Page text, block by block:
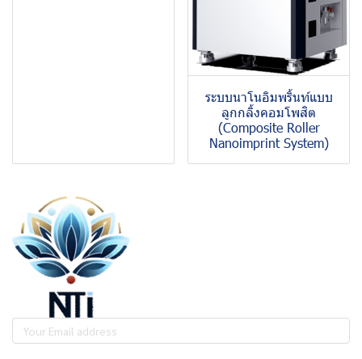
ระบบนาโนอิมพริ้นท์แบบ
ลูกกลิ้งคอมโพสิต
(Composite Roller
Nanoimprint System)